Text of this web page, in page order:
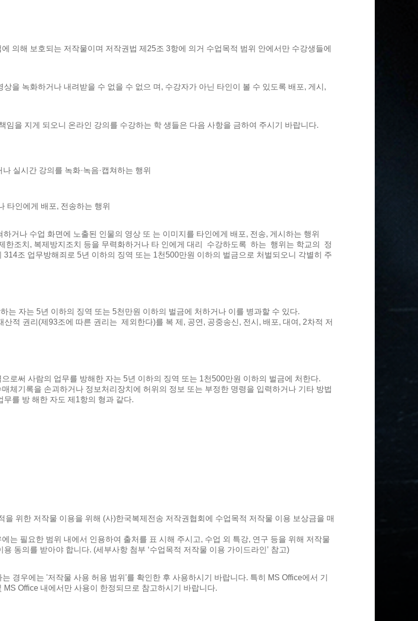
의해 보호되는 저작물이며 저작권법 제25조 3항에 의거 수업목적 범위 안에서만 수강생들에
을 녹화하거나 내려받을 수 없을 수 없으 며, 수강자가 아닌 타인이 볼 수 있도록 배포, 게시,
임을 지게 되오니 온라인 강의를 수강하는 학 생들은 다음 사항을 금하여 주시기 바랍니다.
실시간 강의를 녹화·녹음·캡쳐하는 행위
타인에게 배포, 전송하는 행위
거나 수업 화면에 노출된 인물의 영상 또 는 이미지를 타인에게 배포, 전송, 게시하는 행위
한조치, 복제방지조치 등을 무력화하거나 타 인에게 대리 수강하도록 하는 행위는 학교의 정
조 업무방해죄로 5년 이하의 징역 또는 1천500만원 이하의 벌금으로 처벌되오니 각별히 주
는 자는 5년 이하의 징역 또는 5천만원 이하의 벌금에 처하거나 이를 병과할 수 있다.
적 권리(제93조에 따른 권리는 제외한다)를 복 제, 공연, 공중송신, 전시, 배포, 대여, 2차적 저
로써 사람의 업무를 방해한 자는 5년 이하의 징역 또는 1천500만원 이하의 벌금에 처한다.
체기록을 손괴하거나 정보처리장치에 허위의 정보 또는 부정한 명령을 입력하거나 기타 방법
를 방 해한 자도 제1항의 형과 같다.
위한 저작물 이용을 위해 (사)한국복제전송 저작권협회에 수업목적 저작물 이용 보상금을 매
는 필요한 범위 내에서 인용하여 출처를 표 시해 주시고, 수업 외 특강, 연구 등을 위해 저작물
동의를 받아야 합니다. (세부사항 첨부 ‘수업목적 저작물 이용 가이드라인’ 참고)
경우에는 '저작물 사용 허용 범위'를 확인한 후 사용하시기 바랍니다. 특히 MS Office에서 기
MS Office 내에서만 사용이 한정되므로 참고하시기 바랍니다.